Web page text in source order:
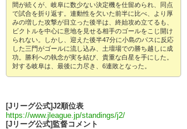
間が続くが、岐阜に数少ない決定機を仕留められ、同点
で試合を折り返す。連動性を欠いた前半に比べ、より厚
みの増した攻撃が目立った後半は、終始攻め立てるも、
ビクトルを中心に意地を見せる相手のゴールをこじ開け
られない。しかし、迎えた後半47分に小島のパスに反応
した三門がゴールに流し込み、土壇場での勝ち越しに成
功。勝利への執念が実を結び、貴重な白星を手にした。
対する岐阜は、最後に力尽き、6連敗となった。
[Jリーグ公式]J2順位表
https://www.jleague.jp/standings/j2/
[Jリーグ公式]監督コメント